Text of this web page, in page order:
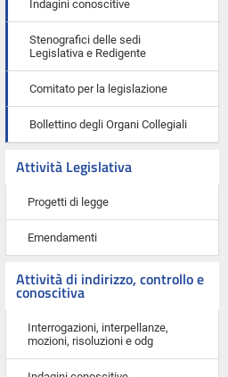
Indagini conoscitive
Stenografici delle sedi
Legislativa e Redigente
Comitato per la legislazione
Bollettino degli Organi Collegiali
Attività Legislativa
Progetti di legge
Emendamenti
Attività di indirizzo, controllo e
conoscitiva
Interrogazioni, interpellanze,
mozioni, risoluzioni e odg